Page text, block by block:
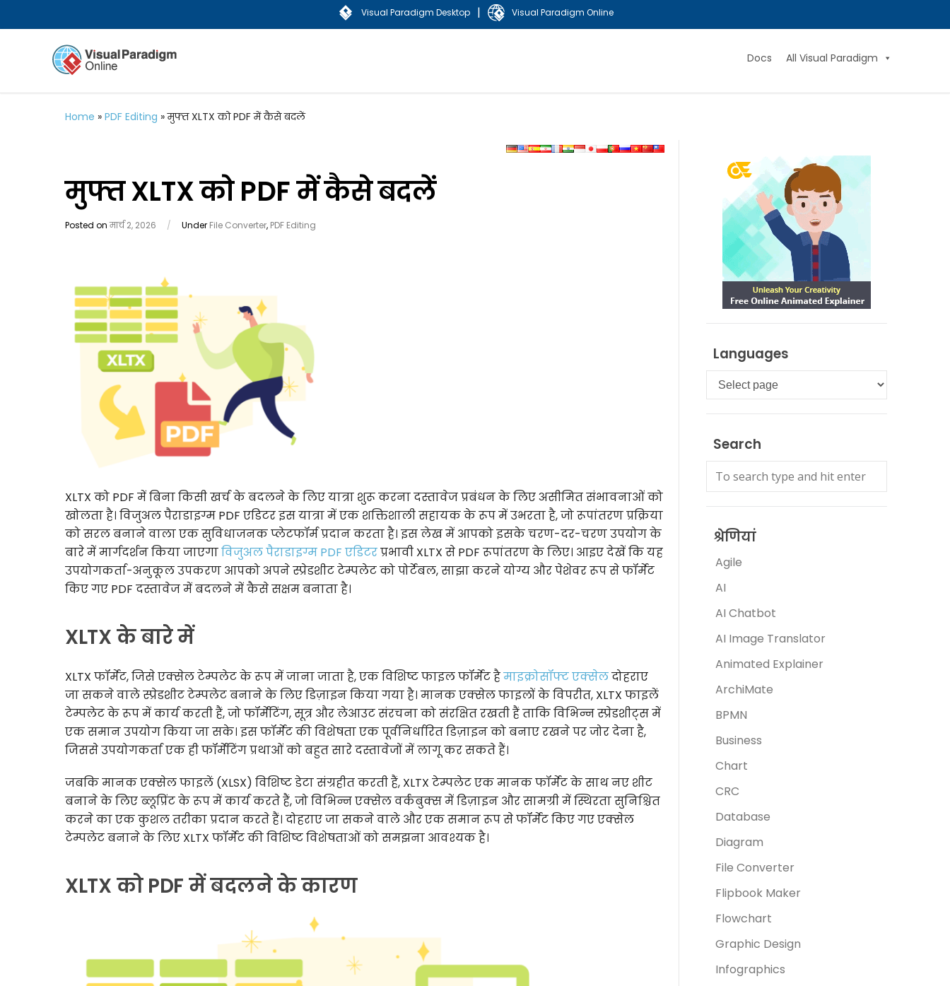
Visual Paradigm Desktop | Visual Paradigm Online
Docs All Visual Paradigm
Home » PDF Editing »मुफ्त XLTX को PDF में कैसे बदलें
मुफ्त XLTX को PDF में कैसे बदलें
Posted onमार्च 2, 2026 / Under File Converter, PDF Editing
XLTX को PDF में बिना किसी खर्च के बदलने के लिए यात्रा शुरू करना दस्तावेज प्रबंधन के लिए असीमित संभावनाओं को
खोलता है। विजुअल पैराडाइग्म PDF एडिटर इस यात्रा में एक शक्तिशाली सहायक के रूप में उभरता है, जो रूपांतरण प्रक्रिया
को सरल बनाने वाला एक सुविधाजनक प्लेटफॉर्म प्रदान करता है। इस लेख में आपको इसके चरण-दर-चरण उपयोग के
बारे में मार्गदर्शन किया जाएगाविजुअल पैराडाइग्म PDF एडिटरप्रभावी XLTX से PDF रूपांतरण के लिए। आइए देखें कि यह
उपयोगकर्ता-अनुकूल उपकरण आपको अपने स्प्रेडशीट टेम्पलेट को पोर्टेबल, साझा करने योग्य और पेशेवर रूप से फॉर्मेट
किए गए PDF दस्तावेज में बदलने में कैसे सक्षम बनाता है।
XLTX के बारे में
XLTX फॉर्मेट, जिसे एक्सेल टेम्पलेट के रूप में जाना जाता है, एक विशिष्ट फाइल फॉर्मेट हैमाइक्रोसॉफ्ट एक्सेलदोहराए
जा सकने वाले स्प्रेडशीट टेम्पलेट बनाने के लिए डिज़ाइन किया गया है। मानक एक्सेल फाइलों के विपरीत, XLTX फाइलें
टेम्पलेट के रूप में कार्य करती हैं, जो फॉर्मेटिंग, सूत्र और लेआउट संरचना को संरक्षित रखती हैं ताकि विभिन्न स्प्रेडशीट्स में
एक समान उपयोग किया जा सके। इस फॉर्मेट की विशेषता एक पूर्वनिर्धारित डिज़ाइन को बनाए रखने पर जोर देना है,
जिससे उपयोगकर्ता एक ही फॉर्मेटिंग प्रथाओं को बहुत सारे दस्तावेजों में लागू कर सकते हैं।
जबकि मानक एक्सेल फाइलें (XLSX) विशिष्ट डेटा संग्रहीत करती हैं, XLTX टेम्पलेट एक मानक फॉर्मेट के साथ नए शीट
बनाने के लिए ब्लूप्रिंट के रूप में कार्य करते हैं, जो विभिन्न एक्सेल वर्कबुक्स में डिज़ाइन और सामग्री में स्थिरता सुनिश्चित
करने का एक कुशल तरीका प्रदान करते हैं। दोहराए जा सकने वाले और एक समान रूप से फॉर्मेट किए गए एक्सेल
टेम्पलेट बनाने के लिए XLTX फॉर्मेट की विशिष्ट विशेषताओं को समझना आवश्यक है।
XLTX को PDF में बदलने के कारण
Languages
Languages
Search
श्रेणियां
Agile
AI
AI Chatbot
AI Image Translator
Animated Explainer
ArchiMate
BPMN
Business
Chart
CRC
Database
Diagram
File Converter
Flipbook Maker
Flowchart
Graphic Design
Infographics